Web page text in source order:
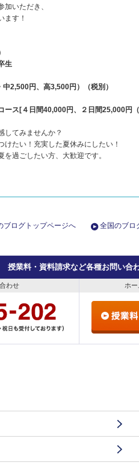
いただき、
ます！
生
2,500円、高3,500円）（税別）
ース[４日間40,000円、２日間25,000円
してみませんか？
たい！充実した夏休みにしたい！
を過ごしたい方、大歓迎です。
ブログトップページへ 全国のブロ
授業料・資料請求など各種お問い合
わせ ホ